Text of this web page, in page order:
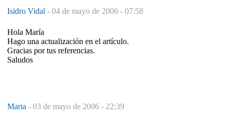
Isidro Vidal - 04 de mayo de 2006 - 07:58
Hola María
Hago una actualización en el artículo.
Gracias por tus referencias.
Saludos
Maria - 03 de mayo de 2006 - 22:39